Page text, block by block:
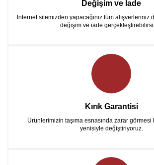
Değişim ve İade
İnternet sitemizden yapacağınız tüm alışverleriniz
değişim ve iade
Kırık Garantisi
Ürünlerimizin taşıma esnasında zarar
yenisiyle değiştiriyoruz.